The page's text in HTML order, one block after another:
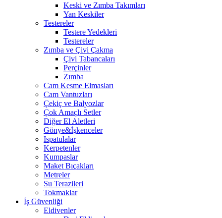
Keski ve Zımba Takımları
Yan Keskiler
Testereler
Testere Yedekleri
Testereler
Zımba ve Çivi Çakma
Çivi Tabancaları
Perçinler
Zımba
Cam Kesme Elmasları
Cam Vantuzları
Çekiç ve Balyozlar
Çok Amaçlı Setler
Diğer El Aletleri
Gönye&İşkenceler
Ispatulalar
Kerpetenler
Kumpaslar
Maket Bıçakları
Metreler
Su Terazileri
Tokmaklar
İş Güvenliği
Eldivenler